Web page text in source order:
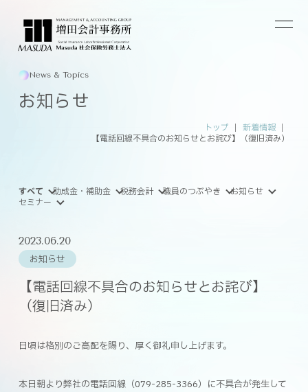
News & Topics
お知らせ
トップ
新着情報
【電話回線不具合のお知らせとお詫び】（復旧済み）
すべて 助成金・補助金 税務会計 職員のつぶやき
お知らせ
セミナー
2023.06.20
お知らせ
【電話回線不具合のお知らせとお詫び】
（復旧済み）
日頃は格別のご高配を賜り、厚く御礼申し上げます。
本日朝より弊社の電話回線（079-285-3366）に不具合が発生して